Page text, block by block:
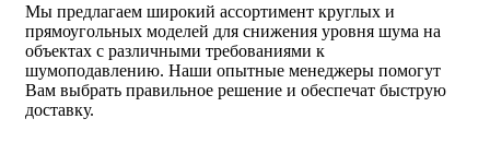
Мы предлагаем широкий ассортимент круглых и
прямоугольных моделей для снижения уровня шума на
объектах с различными требованиями к
шумоподавлению. Наши опытные менеджеры помогут
Вам выбрать правильное решение и обеспечат быструю
доставку.